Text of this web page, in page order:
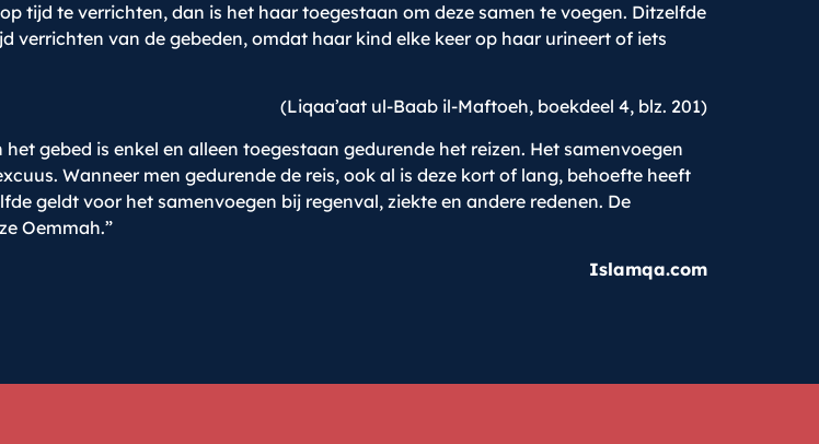
tijd te verrichten, dan is het haar toegestaan om deze samen te voegen. Ditzelfde
verrichten van de gebeden, omdat haar kind elke keer op haar urineert of iets
(Liqaa’aat ul-Baab il-Maftoeh, boekdeel 4, blz. 201)
gebed is enkel en alleen toegestaan gedurende het reizen. Het samenvoegen
Wanneer men gedurende de reis, ook al is deze kort of lang, behoefte heeft
geldt voor het samenvoegen bij regenval, ziekte en andere redenen. De
Oemmah.”
Islamqa.com